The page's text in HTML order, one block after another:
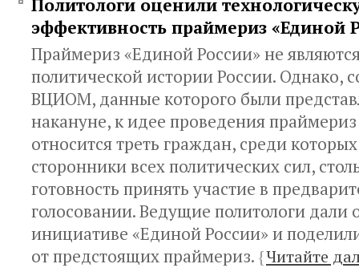
Политологи оценили
эффективность праймериз «Единой
Праймериз «Единой России» не
политической истории России. Однако,
ВЦИОМ, данные которого были
накануне, к идее проведения
относится треть граждан, среди
сторонники всех политических сил,
готовность принять участие в
голосовании. Ведущие политологи дали
инициативе «Единой России» и
от предстоящих праймериз. {Читайте